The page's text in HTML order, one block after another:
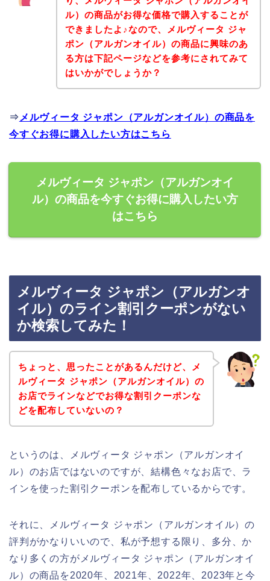
ル）の商品がお得な価格で購入することが
できましたよ♪なので、メルヴィータ ジャ
ポン（アルガンオイル）の商品に興味のあ
る方は下記ページなどを参考にされてみて
はいかがでしょうか？
⇒ メルヴィータ ジャポン（アルガンオイル）の商品を
今すぐお得に購入したい方はこちら
メルヴィータ ジャポン（アルガンオイ
ル）の商品を今すぐお得に購入したい方
はこちら
メルヴィータ ジャポン（アルガンオ
イル）のライン割引クーポンがない
か検索してみた！
ちょっと、思ったことがあるんだけど、メ
ルヴィータ ジャポン（アルガンオイル）の
お店でラインなどでお得な割引クーポンな
どを配布していないの？
というのは、メルヴィータ ジャポン（アルガンオイ
ル）のお店ではないのですが、結構色々なお店で、ラ
インを使った割引クーポンを配布しているからです。
それに、メルヴィータ ジャポン（アルガンオイル）の
評判がかなりいいので、私が予想する限り、多分、か
なり多くの方がメルヴィータ ジャポン（アルガンオイ
ル）の商品を2020年、2021年、2022年、2023年と今